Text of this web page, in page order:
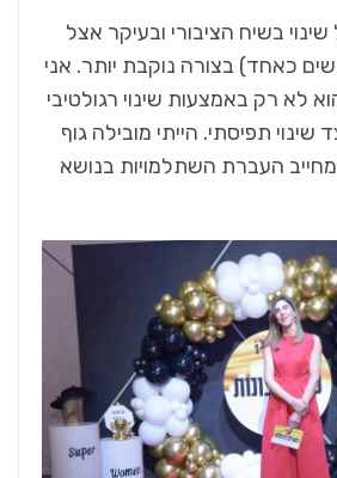
בשיח הציבורי ובעיקר אצל
כאחד) בצורה נוקבת יותר. אני
לא רק באמצעות שינוי רגולטיבי
שינוי תפיסתי. הייתי מובילה גוף
העברת השתלמויות בנושא